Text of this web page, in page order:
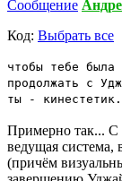
Сообщение
Код: Выбрать все
чтобы тебе была
продолжать с
ты - кинестетик.
Примерно так... С
ведущая система,
(причём